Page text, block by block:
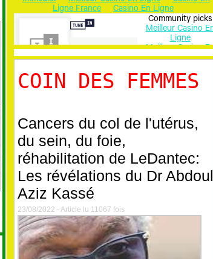
COIN DES FEMMES
Cancers du col de l'utérus,
du sein, du foie,
réhabilitation de LeDantec:
Les révélations du Dr Abdoul
Aziz Kassé
23/08/2022 - Article lu 11067 fois